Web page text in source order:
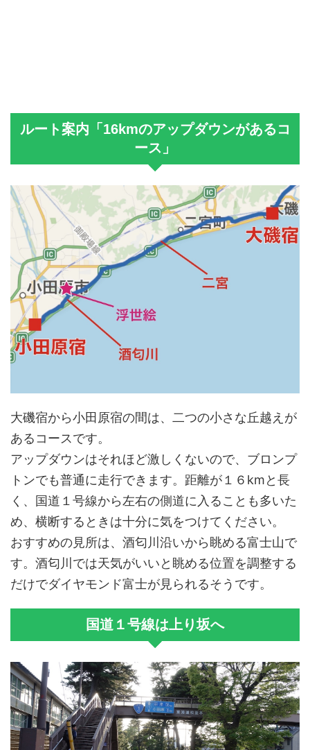
ルート案内「16kmのアップダウンがあるコ
ース」
大磯宿から小田原宿の間は、二つの小さな丘越えが
あるコースです。
アップダウンはそれほど激しくないので、ブロンプ
トンでも普通に走行できます。距離が１６kmと長
く、国道１号線から左右の側道に入ることも多いた
め、横断するときは十分に気をつけてください。
おすすめの見所は、酒匂川沿いから眺める富士山で
す。酒匂川では天気がいいと眺める位置を調整する
だけでダイヤモンド富士が見られるそうです。
国道１号線は上り坂へ